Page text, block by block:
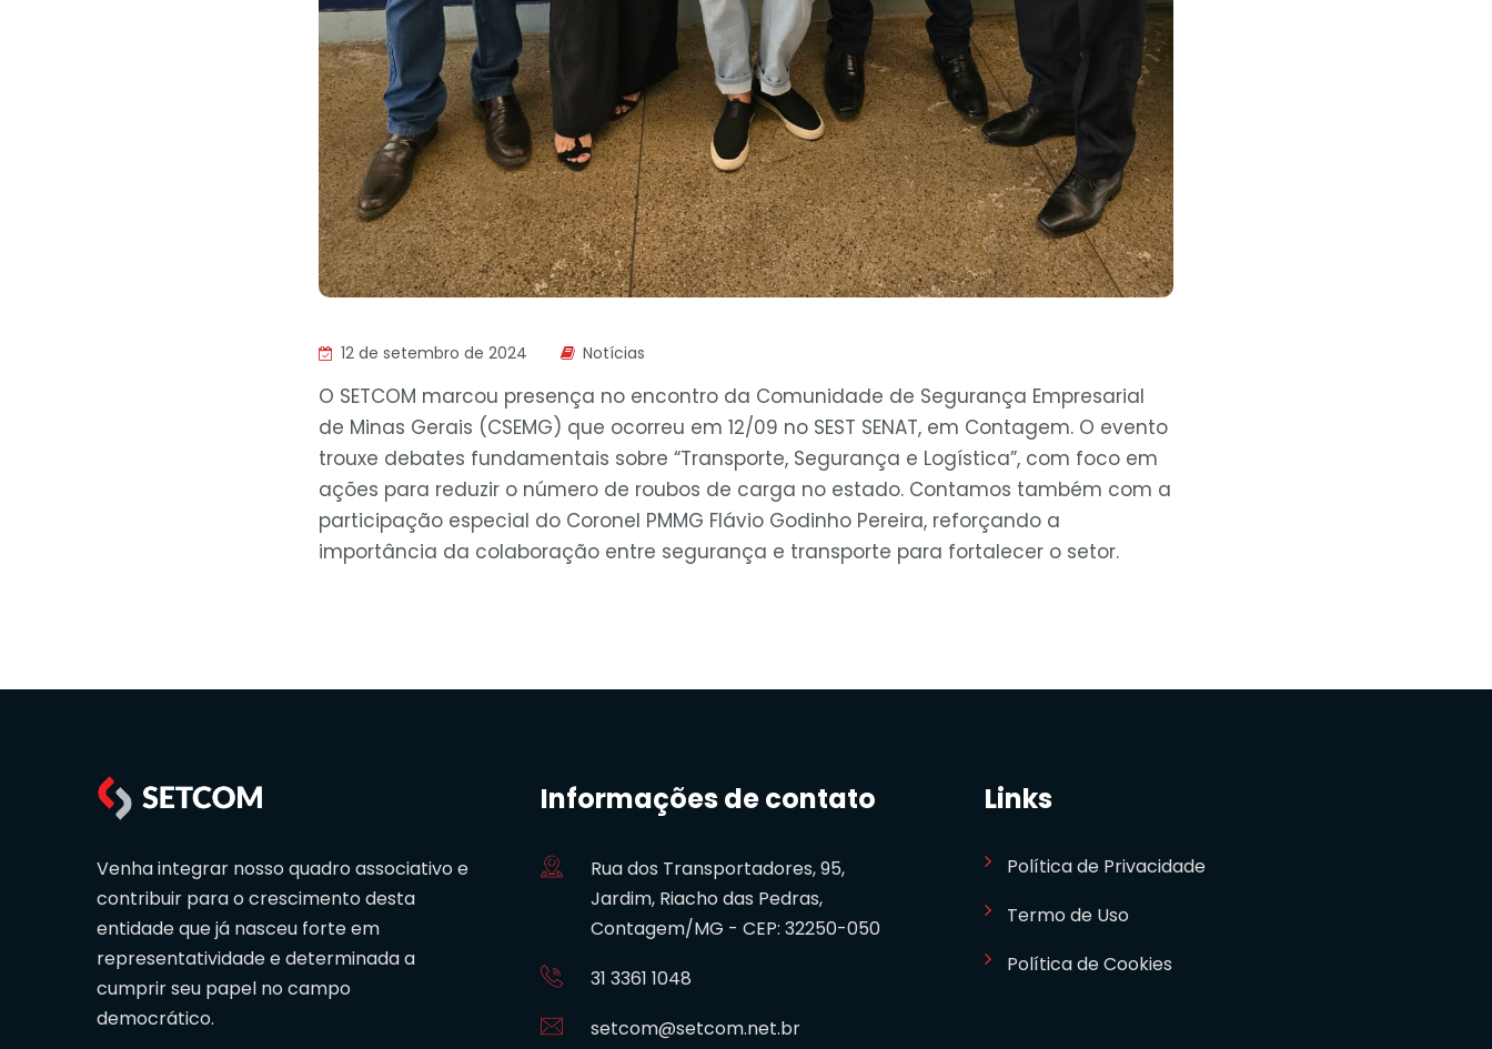
12 de setembro de 2024 Notícias
O SETCOM marcou presença no encontro da Comunidade de Segurança Empresarial
de Minas Gerais (CSEMG) que ocorreu em 12/09 no SEST SENAT, em Contagem. O evento
trouxe debates fundamentais sobre “Transporte, Segurança e Logística”, com foco em
ações para reduzir o número de roubos de carga no estado. Contamos também com a
participação especial do Coronel PMMG Flávio Godinho Pereira, reforçando a
importância da colaboração entre segurança e transporte para fortalecer o setor.
Venha integrar nosso quadro associativo e
contribuir para o crescimento desta
entidade que já nasceu forte em
representatividade e determinada a
cumprir seu papel no campo
democrático.
Informações de contato
Rua dos Transportadores, 95,
Jardim, Riacho das Pedras,
Contagem/MG - CEP: 32250-050
31 3361 1048
setcom@setcom.net.br
Links
Política de Privacidade
Termo de Uso
Política de Cookies